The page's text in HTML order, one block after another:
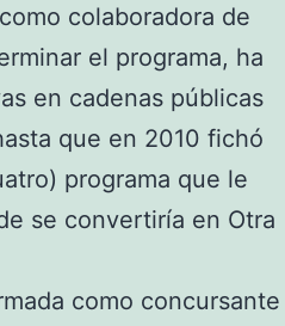
colaboradora de
el programa, ha
en cadenas públicas
que en 2010 fichó
programa que le
se convertiría en Otra
como concursante